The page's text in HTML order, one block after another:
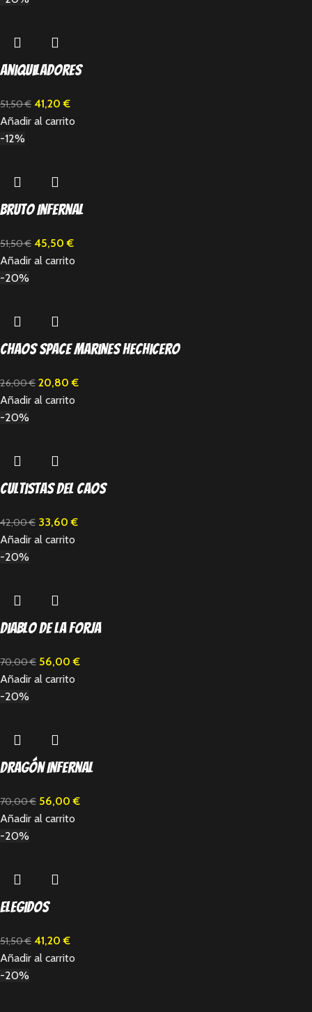
Aniquiladores
51,50€ 41,20€
Añadir al carrito
-12%
Bruto Infernal
51,50€ 45,50€
Añadir al carrito
-20%
Chaos Space Marines hechicero
26,00€ 20,80€
Añadir al carrito
-20%
Cultistas del caos
42,00€ 33,60€
Añadir al carrito
-20%
Diablo de la Forja
70,00€ 56,00€
Añadir al carrito
-20%
Dragón Infernal
70,00€ 56,00€
Añadir al carrito
-20%
Elegidos
51,50€ 41,20€
Añadir al carrito
-20%